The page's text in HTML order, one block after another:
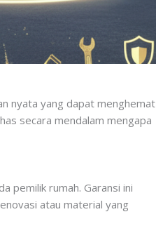
nyata yang dapat menghemat
secara mendalam mengapa
pemilik rumah. Garansi ini
atau material yang